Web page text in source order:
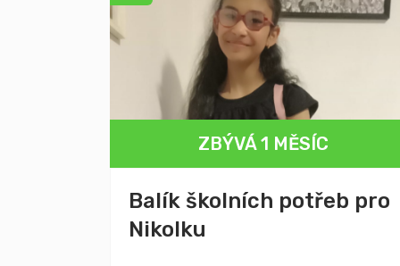
ZBÝVÁ 1 MĚSÍC
Balík školních potřeb pro
Nikolku